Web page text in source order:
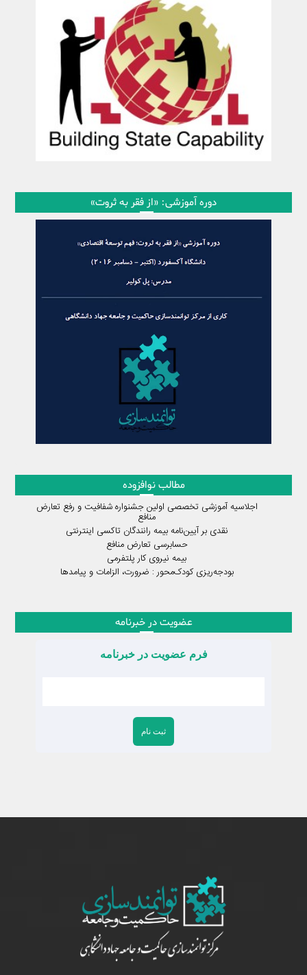
دوره آموزشی: «از فقر به ثروت»
مطالب نوافزوده
اجلاسیه آموزشی تخصصی اولین جشنواره شفافیت و رفع تعارض
منافع
نقدی بر آیین‌نامه بیمه رانندگان تاکسی اینترنتی
حسابرسی تعارض منافع
بیمه نیروی کار پلتفرمی
بودجه‌ریزی کودک‌محور : ضرورت، الزامات و پیامدها
عضویت در خبرنامه
فرم عضویت در خبرنامه